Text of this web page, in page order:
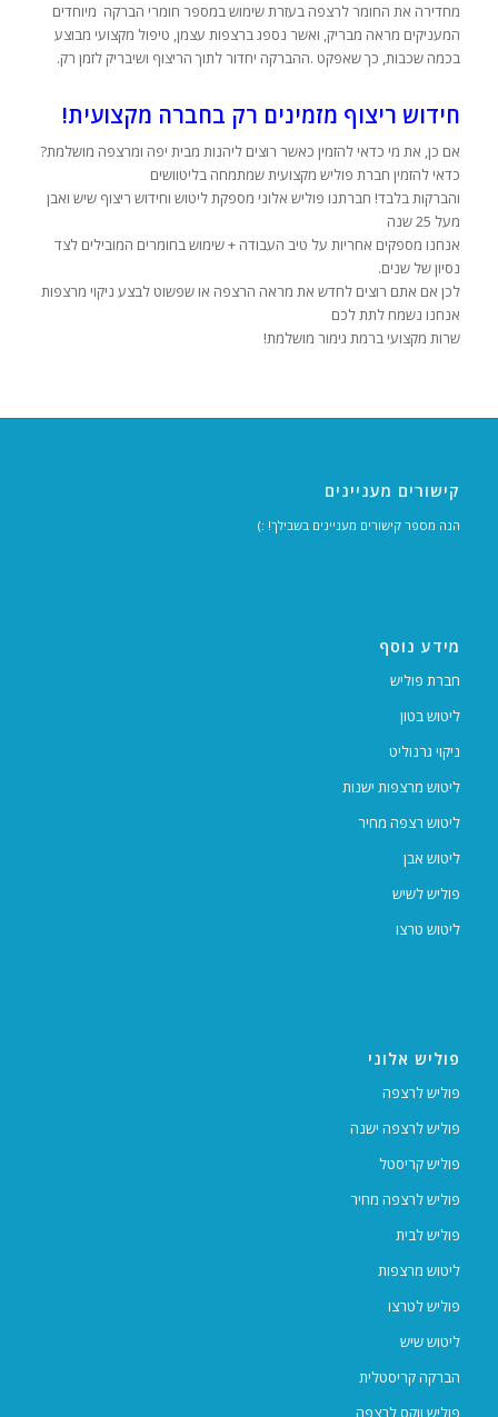
מחדירה את החומר לרצפה בעזרת שימוש במספר חומרי הברקה מיוחדים
המעניקים מראה מבריק, ואשר נספג ברצפות עצמן, טיפול מקצועי מבוצע
בכמה שכבות, כך שאפקט .ההברקה יחדור לתוך הריצוף ושיבריק לזמן רק.
חידוש ריצוף מזמינים רק בחברה מקצועית!
אם כן, את מי כדאי להזמין כאשר רוצים ליהנות מבית יפה ומרצפה מושלמת?
כדאי להזמין חברת פוליש מקצועית שמתמחה בליטוושים
והברקות בלבד! חברתנו פוליש אלוני מספקת ליטוש וחידוש ריצוף שיש ואבן
מעל 25 שנה
אנחנו מספקים אחריות על טיב העבודה + שימוש בחומרים המובילים לצד
נסיון של שנים.
לכן אם אתם רוצים לחדש את מראה הרצפה או שפשוט לבצע ניקוי מרצפות
אנחנו נשמח לתת לכם
שרות מקצועי ברמת גימור מושלמת!
קישורים מעניינים
הנה מספר קישורים מעניינים בשבילך! :)
מידע נוסף
חברת פוליש
ליטוש בטון
ניקוי גרנוליט
ליטוש מרצפות ישנות
ליטוש רצפה מחיר
ליטוש אבן
פוליש לשיש
ליטוש טרצו
פוליש אלוני
פוליש לרצפה
פוליש לרצפה ישנה
פוליש קריסטל
פוליש לרצפה מחיר
פוליש לבית
ליטוש מרצפות
פוליש לטרצו
ליטוש שיש
הברקה קריסטלית
פוליש ווקס לרצפה